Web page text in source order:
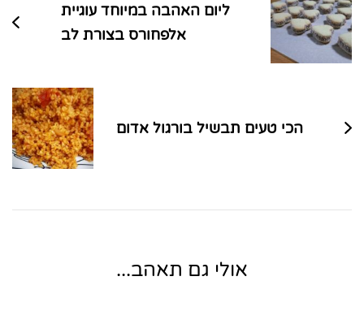
ליום האהבה במיוחד עוגיית
אלפחורס בצורת לב
הכי טעים תבשיל בורגול אדום
אולי גם תאהב...